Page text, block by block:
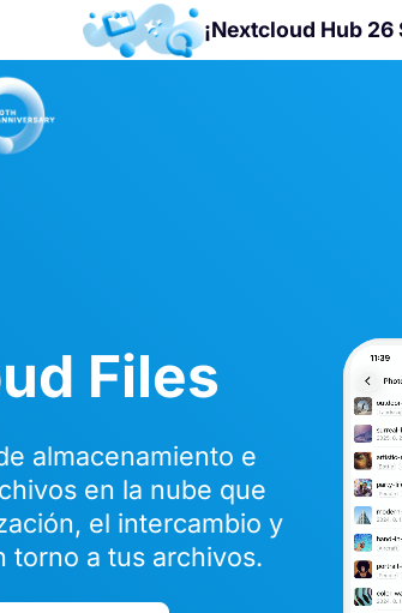
¡Nextcloud Hub 26
Files
almacenamiento e
en la nube que
el intercambio y
torno a tus archivos.